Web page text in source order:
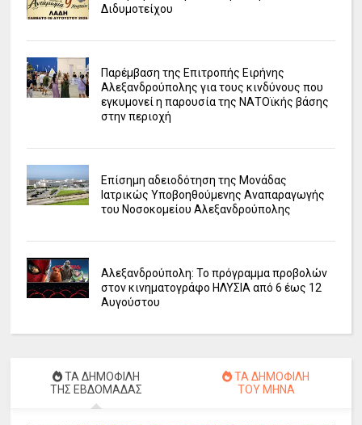
Διδυμοτείχου
Παρέμβαση της Επιτροπής Ειρήνης
Αλεξανδρούπολης για τους κινδύνους που
εγκυμονεί η παρουσία της ΝΑΤΟϊκής βάσης
στην περιοχή
Επίσημη αδειοδότηση της Μονάδας
Ιατρικώς Υποβοηθούμενης Αναπαραγωγής
του Νοσοκομείου Αλεξανδρούπολης
Αλεξανδρούπολη: Το πρόγραμμα προβολών
στον κινηματογράφο ΗΛΥΣΙΑ από 6 έως 12
Αυγούστου
ΤΑ ΔΗΜΟΦΙΛΗ
ΤΗΣ ΕΒΔΟΜΑΔΑΣ
ΤΑ ΔΗΜΟΦΙΛΗ
ΤΟΥ ΜΗΝΑ